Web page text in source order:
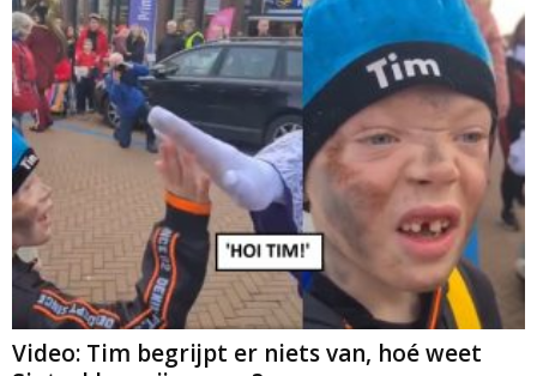
Video: Tim begrijpt er niets van, hoé weet